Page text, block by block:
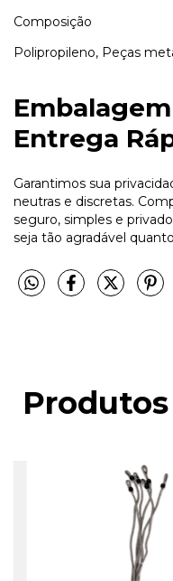
Composição
Polipropileno, Peças
Entrega
Garantimos sua
neutras e discretas.
seguro, simples e
seja tão agradável